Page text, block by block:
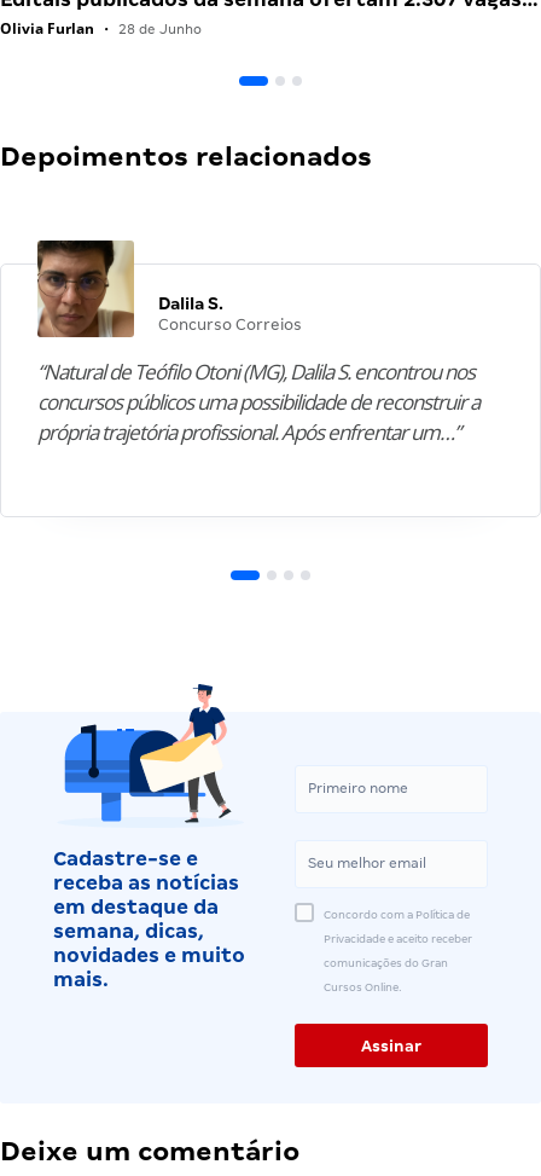
Olivia Furlan • 28 de Junho
Depoimentos relacionados
Dalila S.
Concurso Correios
“Natural de Teófilo Otoni (MG), Dalila S. encontrou nos
concursos públicos uma possibilidade de reconstruir a
própria trajetória profissional. Após enfrentar um…”
Cadastre-se e
receba as notícias
em destaque da
semana, dicas,
novidades e muito
mais.
Concordo com a Política de
Privacidade e aceito receber
comunicações do Gran
Cursos Online.
Deixe um comentário